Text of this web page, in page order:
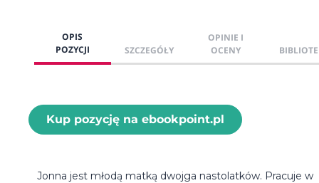
OPIS
POZYCJI
SZCZEGÓŁY
OPINIE I
OCENY
Kup pozycję na ebookpoint.pl
Jonna jest młodą matką dwojga nastolatków. Pracuje w